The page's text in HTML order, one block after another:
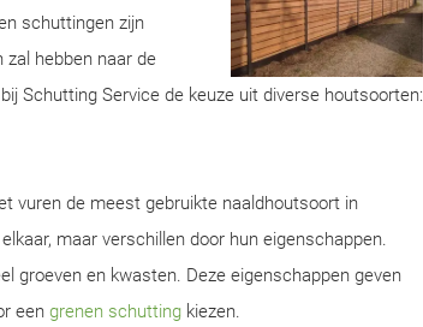
schuttingen zijn
zal hebben naar de
Schutting Service de keuze uit diverse houtsoorten:
vuren de meest gebruikte naaldhoutsoort in
maar verschillen door hun eigenschappen.
groeven en kwasten. Deze eigenschappen geven
een grenen schutting kiezen.